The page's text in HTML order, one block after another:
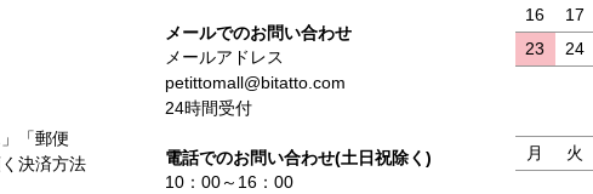
「郵便
決済方法
メールでのお問い合わせ
メールアドレス
petittomall@bitatto.com
24時間受付
電話でのお問い合わせ(土日祝除く)
10：00～16：00
16
17
23
24
月
火